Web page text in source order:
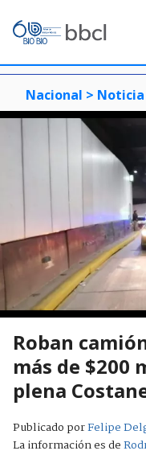
Nacional > Noticia
Roban
más de $200
plena
Publicado porFelipe
La información es de